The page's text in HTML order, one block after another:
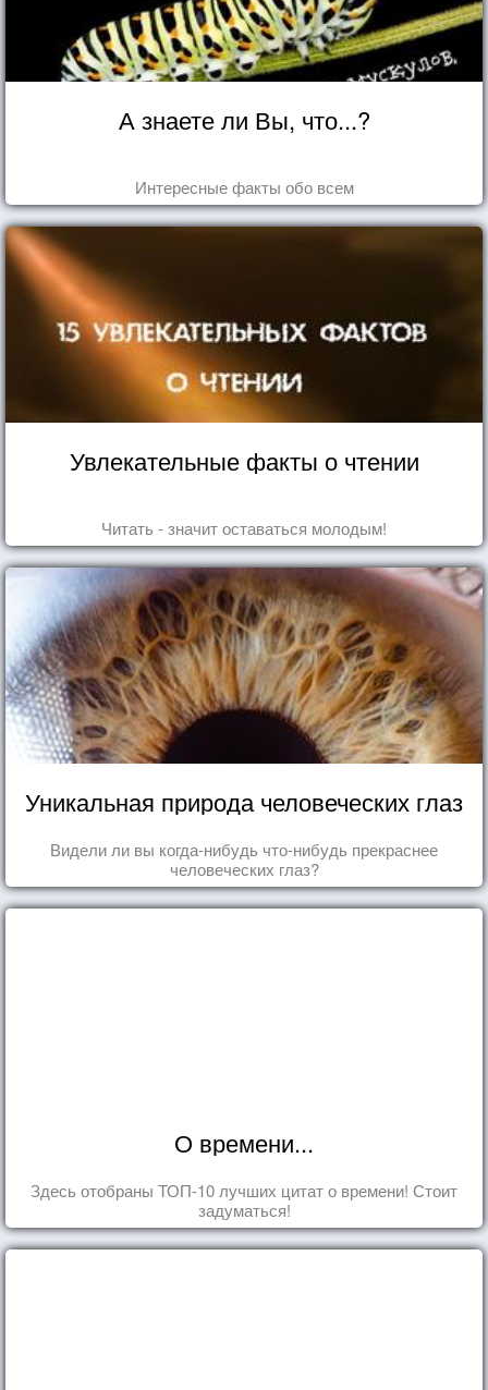
А знаете ли Вы, что...?
Интересные факты обо всем
Увлекательные факты о чтении
Читать - значит оставаться молодым!
Уникальная природа человеческих глаз
Видели ли вы когда-нибудь что-нибудь прекраснее
человеческих глаз?
О времени...
Здесь отобраны ТОП-10 лучших цитат о времени! Стоит
задуматься!